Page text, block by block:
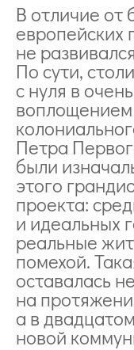
В отличие от
европейских
не
По сути,
с нуля в
воплощением
Петра
были
этого
проекта:
и идеальных
реальные
помехой.
оставалась
на
а в
новой